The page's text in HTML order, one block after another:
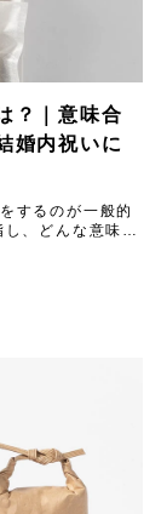
？｜意味合
婚内祝いに
するのが一般的
、どんな意味や